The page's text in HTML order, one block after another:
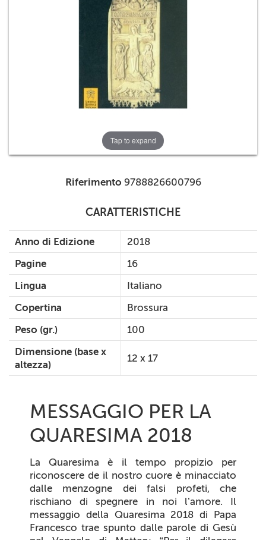
CEI
AUTORI VARI
Tap to expand
Riferimento 9788826600796
CARATTERISTICHE
Anno di Edizione
2018
Pagine
16
Lingua
Italiano
Copertina
Brossura
Peso (gr.)
100
Dimensione (base x
altezza)
12 x 17
MESSAGGIO PER LA
QUARESIMA 2018
La Quaresima è il tempo propizio per
riconoscere de il nostro cuore è minacciato
dalle menzogne dei falsi profeti, che
rischiano di spegnere in noi l’amore. Il
messaggio della Quaresima 2018 di Papa
Francesco trae spunto dalle parole di Gesù